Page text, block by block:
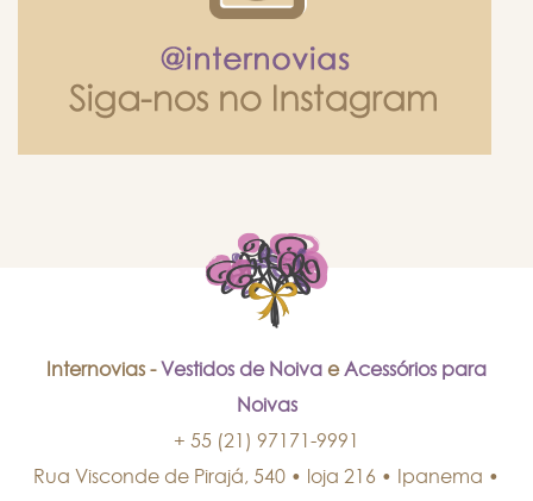
Internovias - Vestidos de Noiva e Acessórios para
Noivas
+ 55 (21) 97171-9991
Rua Visconde de Pirajá, 540 • loja 216 • Ipanema •